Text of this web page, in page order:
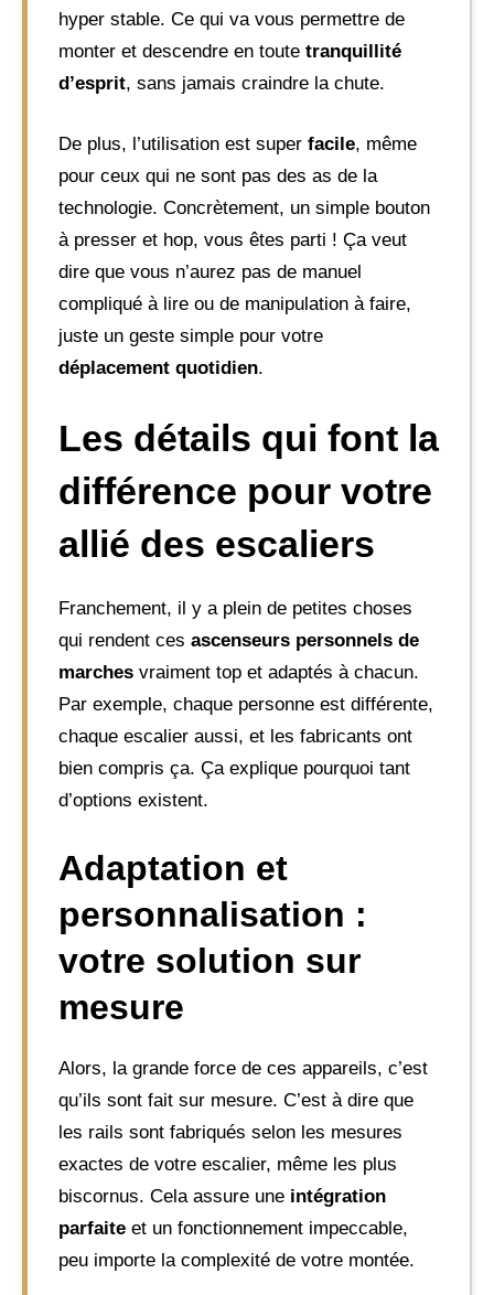
hyper stable. Ce qui va vous permettre de
monter et descendre en toute tranquillité
d’esprit, sans jamais craindre la chute.
De plus, l’utilisation est super facile, même
pour ceux qui ne sont pas des as de la
technologie. Concrètement, un simple bouton
à presser et hop, vous êtes parti ! Ça veut
dire que vous n’aurez pas de manuel
compliqué à lire ou de manipulation à faire,
juste un geste simple pour votre
déplacement quotidien.
Les détails qui font la
différence pour votre
allié des escaliers
Franchement, il y a plein de petites choses
qui rendent ces ascenseurs personnels de
marches vraiment top et adaptés à chacun.
Par exemple, chaque personne est différente,
chaque escalier aussi, et les fabricants ont
bien compris ça. Ça explique pourquoi tant
d’options existent.
Adaptation et
personnalisation :
votre solution sur
mesure
Alors, la grande force de ces appareils, c’est
qu’ils sont fait sur mesure. C’est à dire que
les rails sont fabriqués selon les mesures
exactes de votre escalier, même les plus
biscornus. Cela assure une intégration
parfaite et un fonctionnement impeccable,
peu importe la complexité de votre montée.